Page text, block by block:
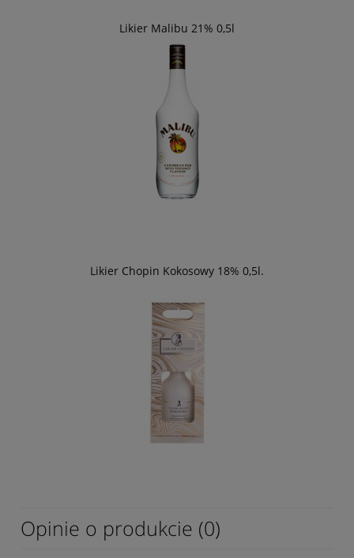
Likier Malibu 21% 0,5l
Likier Chopin Kokosowy 18% 0,5l.
Opinie o produkcie (0)